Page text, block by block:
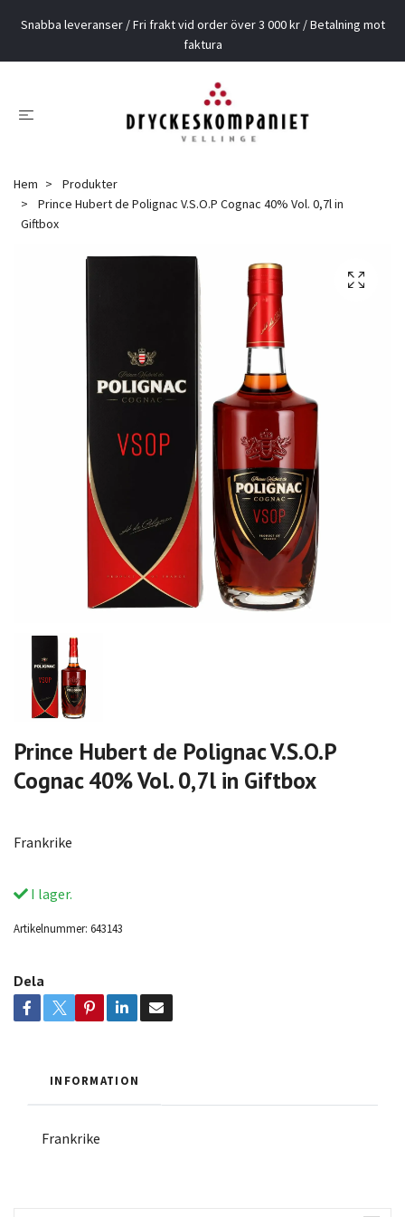
Snabba leveranser / Fri frakt vid order över 3 000 kr / Betalning mot
faktura
Hem
Produkter
Prince Hubert de Polignac V.S.O.P Cognac 40% Vol. 0,7l in
Giftbox
Prince Hubert de Polignac V.S.O.P
Cognac 40% Vol. 0,7l in Giftbox
Frankrike
I lager.
Artikelnummer: 643143
Dela
INFORMATION
Frankrike